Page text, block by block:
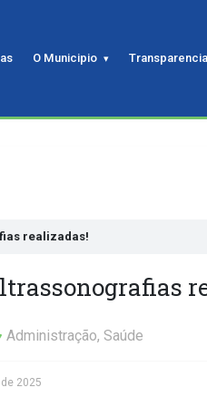
O Municipio Transparencia
realizadas!
Administração, Saúde
2025